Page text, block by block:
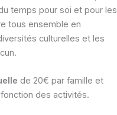
temps pour soi et pour les
tous ensemble en
culturelles et les
de 20€ par famille et
des activités.